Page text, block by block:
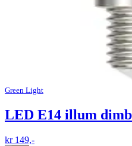
Green Light
LED E14 illum
kr 149,-